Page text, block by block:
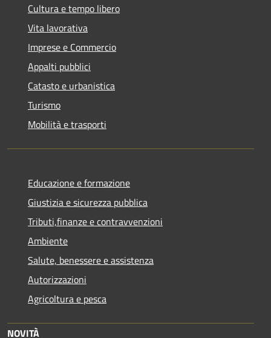
Cultura e tempo libero
Vita lavorativa
Imprese e Commercio
Appalti pubblici
Catasto e urbanistica
Turismo
Mobilità e trasporti
Educazione e formazione
Giustizia e sicurezza pubblica
Tributi,finanze e contravvenzioni
Ambiente
Salute, benessere e assistenza
Autorizzazioni
Agricoltura e pesca
NOVITÀ